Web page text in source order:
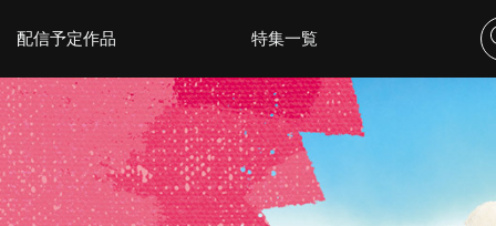
配信予定作品 特集一覧